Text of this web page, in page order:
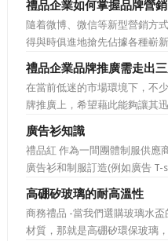
子化，配合企業內部的電子化
產、庫存、流通和資金等各個
動態性、社...
禮品企業如何掌握品牌營
隨着微博、微信等新型營銷方
得與時俱進地搶先佔據各種嶄
的營銷軀殼，卻沒有掌握營銷
價值不是將品牌鋪設到消費者
心裡 與消費者的心理距離的
情，需要做好持...
禮品企業品牌推廣需走出
在當前低迷的市場環境下，不
牌推廣上，希望藉此能夠讓其
廣的營銷管理思路上，也有許
無法自拔，這其中，最為常
楚品牌到底在表達什麼 很多
不知道到...
廣告衫知識
禮品紅 作為一間團體制服供應
廣告衫和制服訂造(例如廣告
背心，風褸外套禮品，訂造球
同宣傳活動用的制服。禮品紅
高硼矽玻璃的耐高溫性
商務禮品 -當我們選購玻璃水
材質，那就是高硼矽環保玻璃